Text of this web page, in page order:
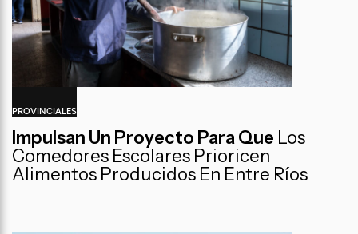
PROVINCIALES
Impulsan Un Proyecto Para Que Los
Comedores Escolares Prioricen
Alimentos Producidos En Entre Ríos